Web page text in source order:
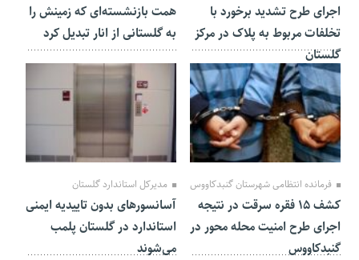
اجرای طرح تشدید برخورد با
تخلفات مربوط به پلاک در مرکز
گلستان
همت بازنشسته‌ای که زمینش را
به گلستانی از انار تبدیل کرد
10 آبان 1403
فرمانده انتظامی شهرستان گنبدکاووس
کشف ۱۵ فقره سرقت در نتیجه
اجرای طرح امنیت محله محور در
گنبدکاووس
30 مهر 1403
مدیرکل استاندارد گلستان
آسانسورهای بدون تاییدیه ایمنی
استاندارد در گلستان پلمب
می‌شوند